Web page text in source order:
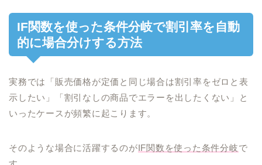
IF関数を使った条件分岐で割引率を自動
的に場合分けする方法
実務では「販売価格が定価と同じ場合は割引率をゼロと表
示したい」「割引なしの商品でエラーを出したくない」と
いったケースが頻繁に起こります。
そのような場合に活躍するのがIF関数を使った条件分岐で